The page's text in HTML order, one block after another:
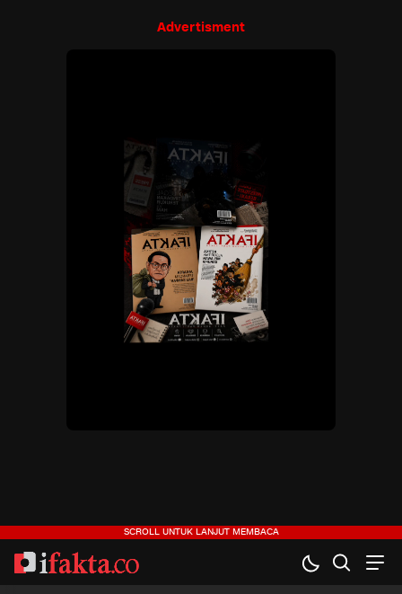
Advertisment